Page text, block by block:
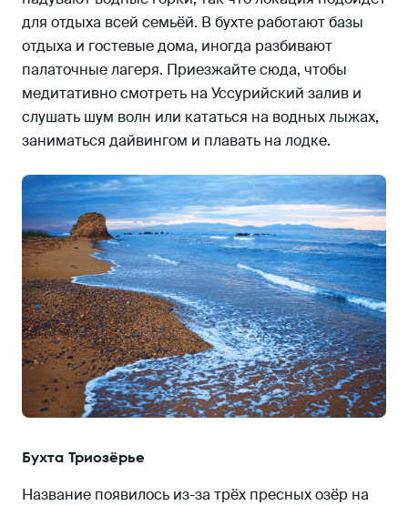
для отдыха всей семьёй. В бухте работают базы
отдыха и гостевые дома, иногда разбивают
палаточные лагеря. Приезжайте сюда, чтобы
медитативно смотреть на Уссурийский залив и
слушать шум волн или кататься на водных лыжах,
заниматься дайвингом и плавать на лодке.
Бухта Триозёрье
Название появилось из-за трёх пресных озёр на